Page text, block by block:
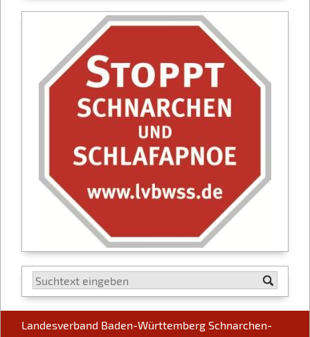
Landesverband Baden-Württemberg Schnarchen-